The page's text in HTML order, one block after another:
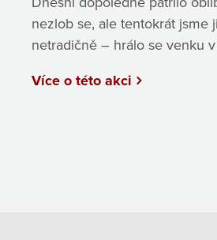
nezlob se, ale tentokrát jsme
netradičně – hrálo se venku
Více o této akci